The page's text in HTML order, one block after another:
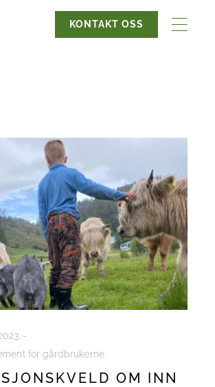
KONTAKT OSS
for gårdbrukerne
OM INN